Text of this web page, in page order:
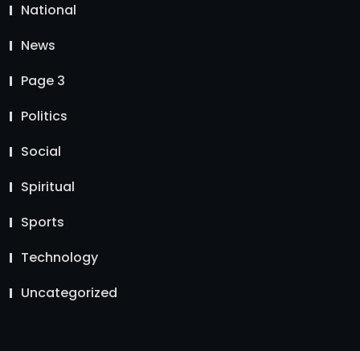
National
News
Page 3
Politics
Social
Spiritual
Sports
Technology
Uncategorized